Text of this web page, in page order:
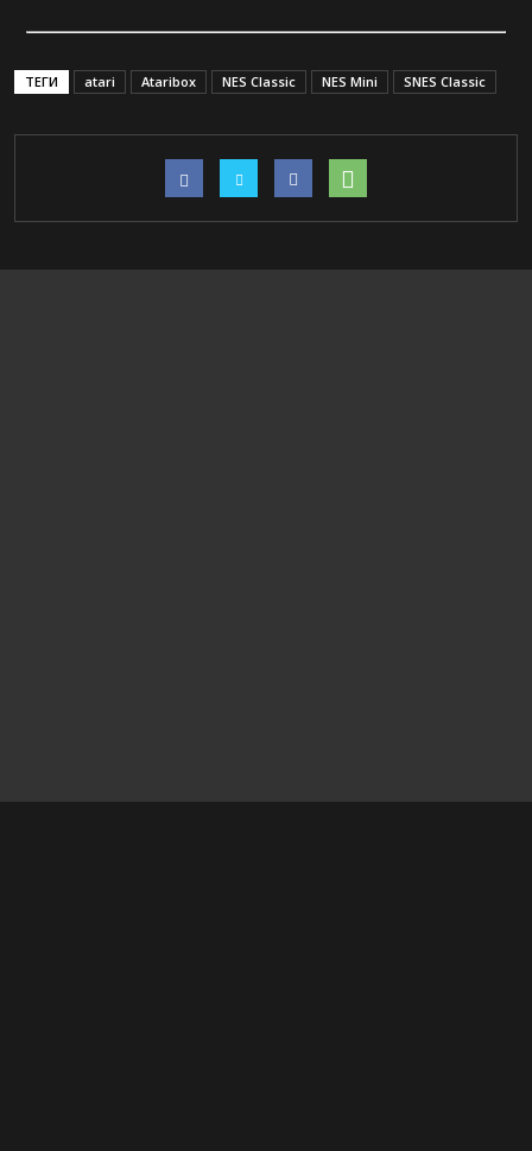
ТЕГИ atari Ataribox NES Classic NES Mini SNES Classic